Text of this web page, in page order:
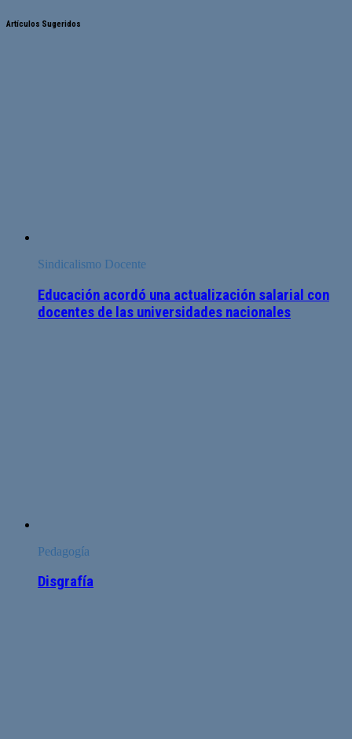
Artículos Sugeridos
Sindicalismo Docente
Educación acordó una actualización salarial con
docentes de las universidades nacionales
Pedagogía
Disgrafía